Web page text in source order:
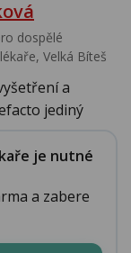
dospělé
Velká Bíteš
a
jediný
je nutné
a zabere